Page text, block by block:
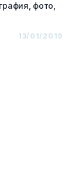
фото,
13/01/2019